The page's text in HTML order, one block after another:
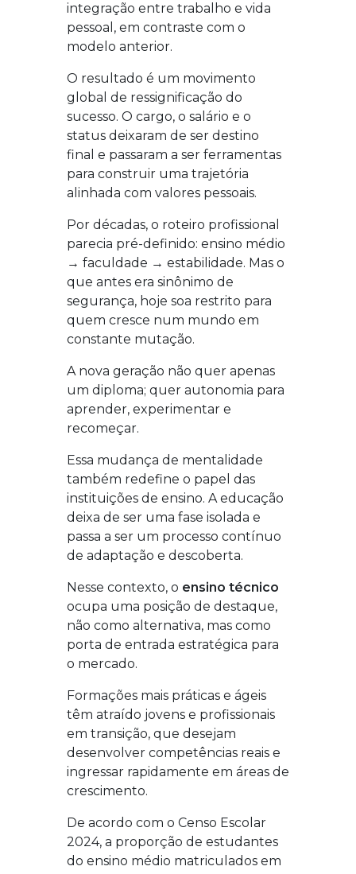
integração entre trabalho e vida
pessoal, em contraste com o
modelo anterior.
O resultado é um movimento
global de ressignificação do
sucesso. O cargo, o salário e o
status deixaram de ser destino
final e passaram a ser ferramentas
para construir uma trajetória
alinhada com valores pessoais.
Por décadas, o roteiro profissional
parecia pré-definido: ensino médio
→ faculdade → estabilidade. Mas o
que antes era sinônimo de
segurança, hoje soa restrito para
quem cresce num mundo em
constante mutação.
A nova geração não quer apenas
um diploma; quer autonomia para
aprender, experimentar e
recomeçar.
Essa mudança de mentalidade
também redefine o papel das
instituições de ensino. A educação
deixa de ser uma fase isolada e
passa a ser um processo contínuo
de adaptação e descoberta.
Nesse contexto, o ensino técnico
ocupa uma posição de destaque,
não como alternativa, mas como
porta de entrada estratégica para
o mercado.
Formações mais práticas e ágeis
têm atraído jovens e profissionais
em transição, que desejam
desenvolver competências reais e
ingressar rapidamente em áreas de
crescimento.
De acordo com o Censo Escolar
2024, a proporção de estudantes
do ensino médio matriculados em